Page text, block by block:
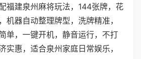
福建泉州麻将玩法，144张牌，花
机器自动整理牌型，洗牌精准，
单，一键开机，静音运行，不打
实惠，适合泉州家庭日常娱乐，